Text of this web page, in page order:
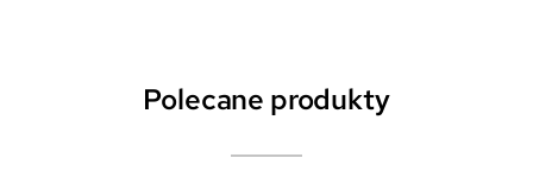
Polecane produkty